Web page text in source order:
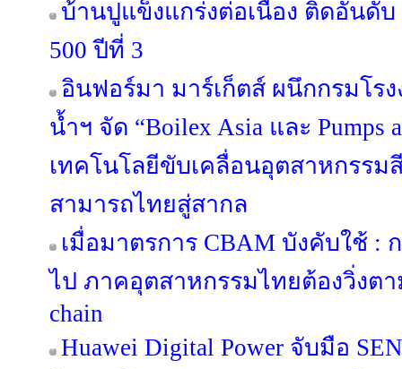
บ้านปูแข็งแกร่งต่อเนื่อง ติดอันดับ
500 ปีที่ 3
อินฟอร์มา มาร์เก็ตส์ ผนึกกรมโร
น้ำฯ จัด “Boilex Asia และ Pumps
เทคโนโลยีขับเคลื่อนอุตสาหกรรม
สามารถไทยสู่สากล
เมื่อมาตรการ CBAM บังคับใช้ :
ไป ภาคอุตสาหกรรมไทยต้องวิ่งตา
chain
Huawei Digital Power จับมือ